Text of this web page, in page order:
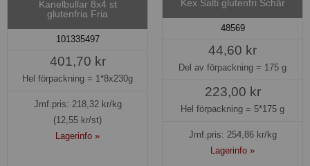
Kanelbullar 8x4 st
glutenfria Fria
101335497
401,70 kr
Hel förpackning = 1*8x230g
Jmf.pris: 218,32kr/kg
(12,55 kr/st)
Lagerinfo »
Kex Salti glutenfri Schär
48569
44,60 kr
Del av förpackning = 175 g
223,00 kr
Hel förpackning = 5*175 g
Jmf.pris: 254,86kr/kg
Lagerinfo »